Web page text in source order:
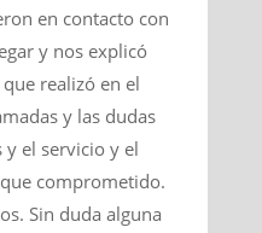
en contacto con
y nos explicó
realizó en el
y las dudas
el servicio y el
comprometido.
Sin duda alguna